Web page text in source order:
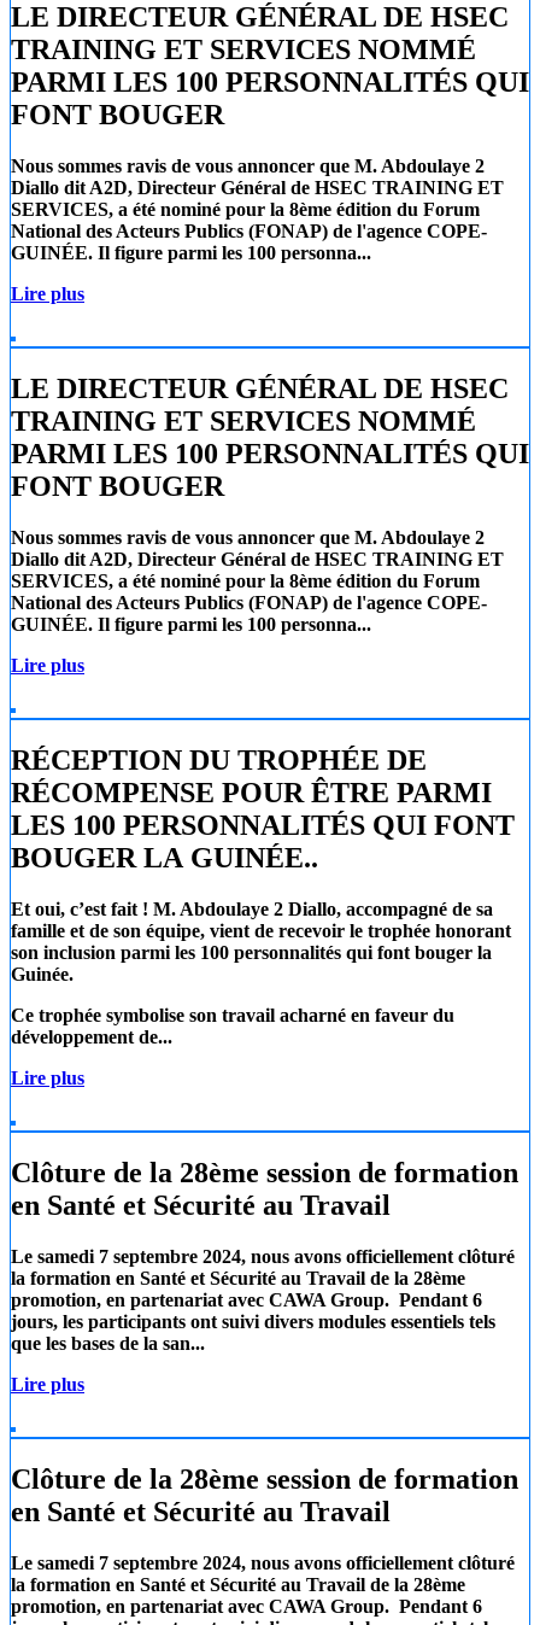
LE DIRECTEUR GÉNÉRAL DE HSEC
TRAINING ET SERVICES NOMMÉ
PARMI LES 100 PERSONNALITÉS QUI
FONT BOUGER
Nous sommes ravis de vous annoncer que M. Abdoulaye 2
Diallo dit A2D, Directeur Général de HSEC TRAINING ET
SERVICES, a été nominé pour la 8ème édition du Forum
National des Acteurs Publics (FONAP) de l'agence COPE-
GUINÉE. Il figure parmi les 100 personna...
Lire plus
LE DIRECTEUR GÉNÉRAL DE HSEC
TRAINING ET SERVICES NOMMÉ
PARMI LES 100 PERSONNALITÉS QUI
FONT BOUGER
Nous sommes ravis de vous annoncer que M. Abdoulaye 2
Diallo dit A2D, Directeur Général de HSEC TRAINING ET
SERVICES, a été nominé pour la 8ème édition du Forum
National des Acteurs Publics (FONAP) de l'agence COPE-
GUINÉE. Il figure parmi les 100 personna...
Lire plus
RÉCEPTION DU TROPHÉE DE
RÉCOMPENSE POUR ÊTRE PARMI
LES 100 PERSONNALITÉS QUI FONT
BOUGER LA GUINÉE..
Et oui, c’est fait ! M. Abdoulaye 2 Diallo, accompagné de sa
famille et de son équipe, vient de recevoir le trophée honorant
son inclusion parmi les 100 personnalités qui font bouger la
Guinée.
Ce trophée symbolise son travail acharné en faveur du
développement de...
Lire plus
Clôture de la 28ème session de formation
en Santé et Sécurité au Travail
Le samedi 7 septembre 2024, nous avons officiellement clôturé
la formation en Santé et Sécurité au Travail de la 28ème
promotion, en partenariat avec CAWA Group. Pendant 6
jours, les participants ont suivi divers modules essentiels tels
que les bases de la san...
Lire plus
Clôture de la 28ème session de formation
en Santé et Sécurité au Travail
Le samedi 7 septembre 2024, nous avons officiellement clôturé
la formation en Santé et Sécurité au Travail de la 28ème
promotion, en partenariat avec CAWA Group. Pendant 6